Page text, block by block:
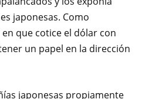
japonesas. Como
que cotice el dólar con
un papel en la dirección
japonesas propiamente